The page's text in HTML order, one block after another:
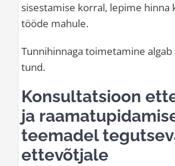
sisestamise korral, lepime hinna
tööde mahule.
Tunnihinnaga toimetamine
tund.
Konsultatsioon
ja
teemadel
ettevõtjale